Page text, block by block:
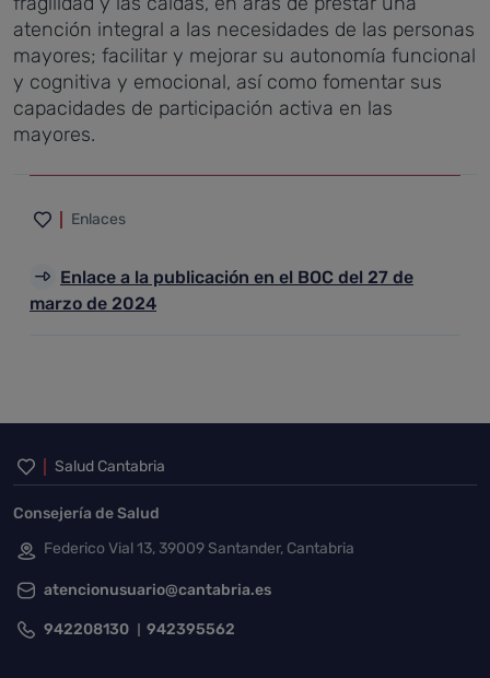
atención integral a las necesidades de las personas
mayores; facilitar y mejorar su autonomía funcional
y cognitiva y emocional, así como fomentar sus
capacidades de participación activa en las
mayores.
Enlaces
Enlace a la publicación en el BOC del 27 de
marzo de 2024
Inicio del pie de página
Salud Cantabria
Consejería de Salud
Federico Vial 13, 39009 Santander, Cantabria
atencionusuario@cantabria.es
942208130 942395562